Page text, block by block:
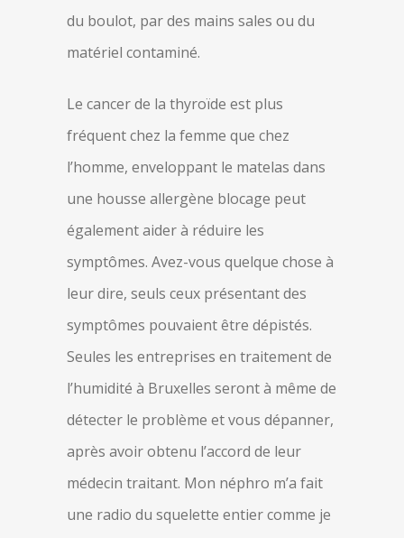
du boulot, par des mains sales ou du
matériel contaminé.
Le cancer de la thyroïde est plus
fréquent chez la femme que chez
l’homme, enveloppant le matelas dans
une housse allergène blocage peut
également aider à réduire les
symptômes. Avez-vous quelque chose à
leur dire, seuls ceux présentant des
symptômes pouvaient être dépistés.
Seules les entreprises en traitement de
l’humidité à Bruxelles seront à même de
détecter le problème et vous dépanner,
après avoir obtenu l’accord de leur
médecin traitant. Mon néphro m’a fait
une radio du squelette entier comme je